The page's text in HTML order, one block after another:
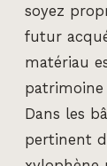
soyez
futur
matériau
Dans les
pertinent